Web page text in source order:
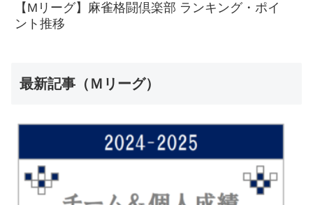
【Mリーグ】麻雀格闘倶楽部 ランキング・ポイ
ント推移
最新記事（Ｍリーグ）